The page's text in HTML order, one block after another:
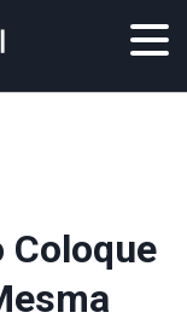
Coloque